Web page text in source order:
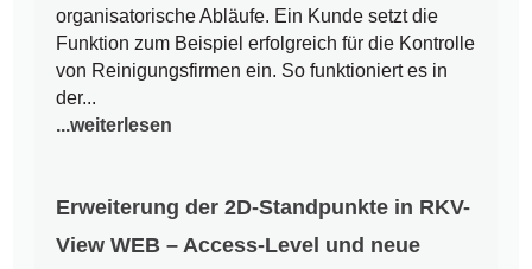
organisatorische Abläufe. Ein Kunde setzt die
Funktion zum Beispiel erfolgreich für die Kontrolle
von Reinigungsfirmen ein. So funktioniert es in
der...
...weiterlesen
Erweiterung der 2D-Standpunkte in RKV-
View WEB – Access-Level und neue